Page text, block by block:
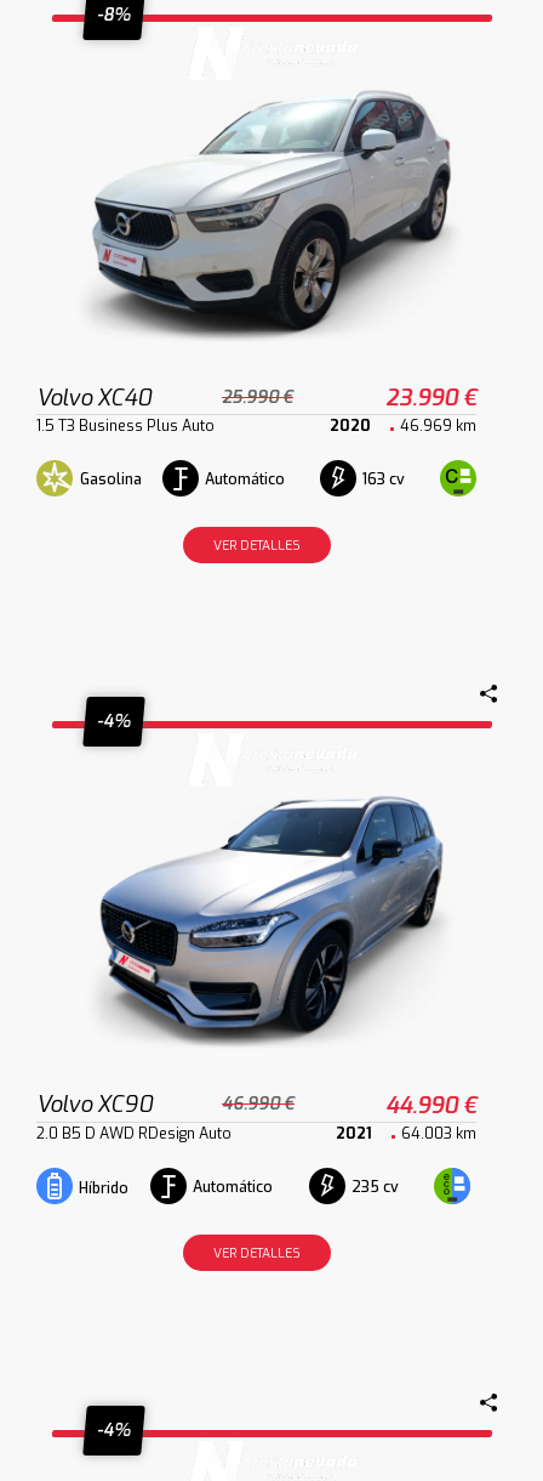
-8%
Volvo XC40 25.990 € 23.990 €
1.5 T3 Business Plus Auto 2020 46.969 km
Gasolina Automático 163 cv
VER DETALLES
-4%
Volvo XC90 46.990 € 44.990 €
2.0 B5 D AWD RDesign Auto 2021 64.003 km
Híbrido Automático 235 cv
VER DETALLES
-4%